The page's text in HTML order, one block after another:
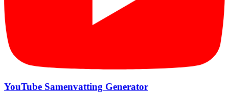
YouTube Samenvatting Generator